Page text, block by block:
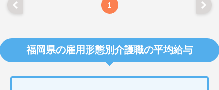
1
福岡県の雇用形態別介護職の平均給与